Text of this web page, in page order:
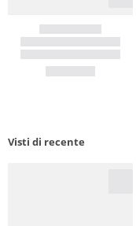
Visti di recente